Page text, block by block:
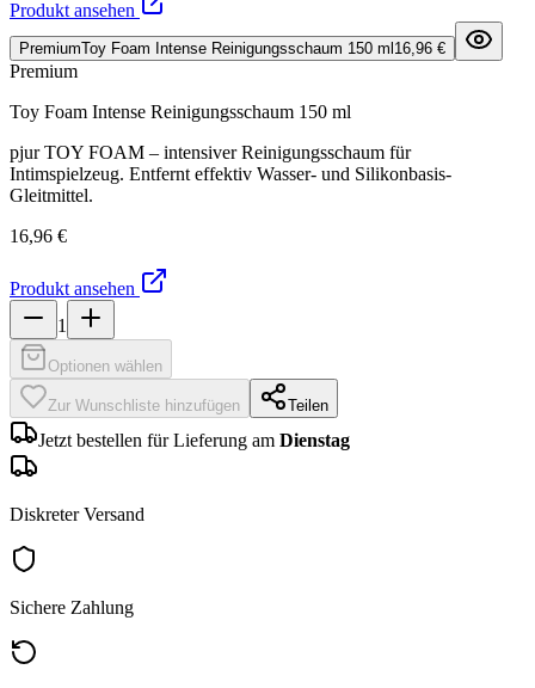
Produkt ansehen
PremiumToy Foam Intense Reinigungsschaum 150 ml 16,96 €
Premium
Toy Foam Intense Reinigungsschaum 150 ml
pjur TOY FOAM – intensiver Reinigungsschaum für
Intimspielzeug. Entfernt effektiv Wasser- und Silikonbasis-
Gleitmittel.
16,96 €
Produkt ansehen
1
Optionen wählen
Zur Wunschliste hinzufügen Teilen
Jetzt bestellen für Lieferung am Dienstag
Diskreter Versand
Sichere Zahlung